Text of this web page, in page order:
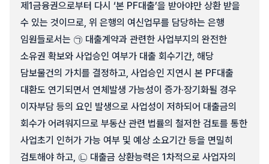
제1금융권으로부터 다시 ‘본 PF대출’을 받아야만 상환 받을
수 있는 것이므로, 위 은행의 여신업무를 담당하는 은행
임원들로서는 ㉠ 대출계약과 관련한 사업부지의 완전한
소유권 확보와 사업승인 여부가 대출 회수기간, 해당
담보물건의 가치를 결정하고, 사업승인 지연시 본 PF대출
대환도 연기되면서 연체발생 가능성이 증가·장기화될 경우
이자부담 등의 요인 발생으로 사업성이 저하되어 대출금의
회수가 어려워지므로 부동산 관련 법률의 철저한 검토를 통한
사업초기 인허가 가능 여부 및 예상 소요기간 등을 면밀히
검토해야 하고, ㉡ 대출금 상환능력은 1차적으로 사업자의